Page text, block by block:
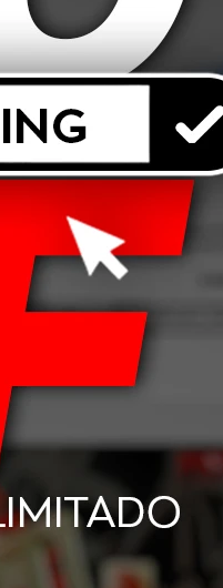
utilizar en otras
sus envases son reciclables